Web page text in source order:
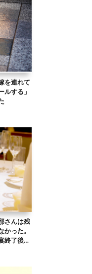
を連れて
する」
さんは残
った。
終了後…